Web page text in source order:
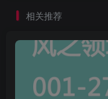
相关推荐